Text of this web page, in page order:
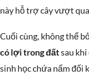
này hỗ trợ cây vượt
Cuối cùng, không thể
có lợi trong đấtsau
sinh học chứa nấm đối